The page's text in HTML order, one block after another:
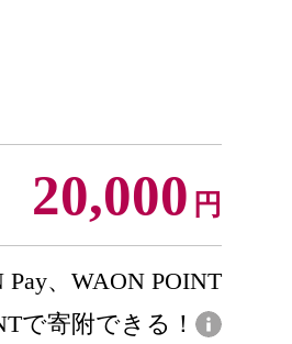
20,000 円
、WAON POINT
で寄附できる！